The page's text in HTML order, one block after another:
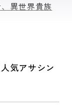
異世界貴族
気アサシン